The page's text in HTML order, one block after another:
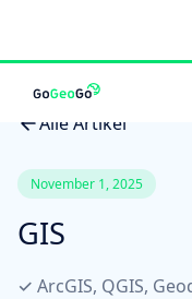
Alle Artikel
November 1, 2025
GIS
✓ ArcGIS, QGIS,